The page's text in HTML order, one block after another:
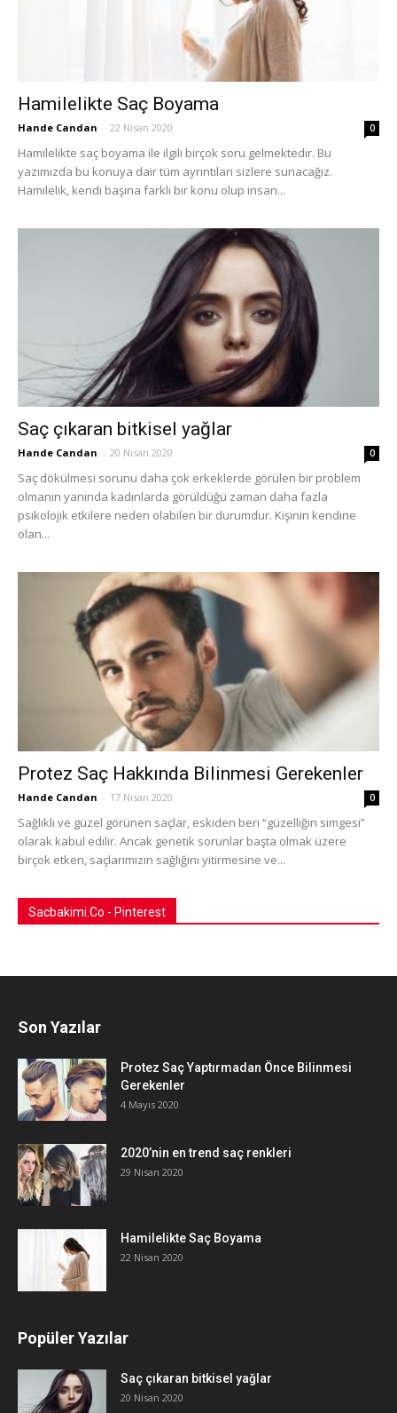
Hamilelikte Saç Boyama
Hande Candan - 22 Nisan 2020 0
Hamilelikte saç boyama ile ilgili birçok soru gelmektedir. Bu
yazımızda bu konuya dair tüm ayrıntıları sizlere sunacağız.
Hamilelik, kendi başına farklı bir konu olup insan...
Saç çıkaran bitkisel yağlar
Hande Candan - 20 Nisan 2020 0
Saç dökülmesi sorunu daha çok erkeklerde görülen bir problem
olmanın yanında kadınlarda görüldüğü zaman daha fazla
psikolojik etkilere neden olabilen bir durumdur. Kişinin kendine
olan...
Protez Saç Hakkında Bilinmesi Gerekenler
Hande Candan - 17 Nisan 2020 0
Sağlıklı ve güzel görünen saçlar, eskiden beri “güzelliğin simgesi”
olarak kabul edilir. Ancak genetik sorunlar başta olmak üzere
birçok etken, saçlarımızın sağlığını yitirmesine ve...
Sacbakimi.Co - Pinterest
Son Yazılar
Protez Saç Yaptırmadan Önce Bilinmesi
Gerekenler
4 Mayıs 2020
2020’nin en trend saç renkleri
29 Nisan 2020
Hamilelikte Saç Boyama
22 Nisan 2020
Popüler Yazılar
Saç çıkaran bitkisel yağlar
20 Nisan 2020